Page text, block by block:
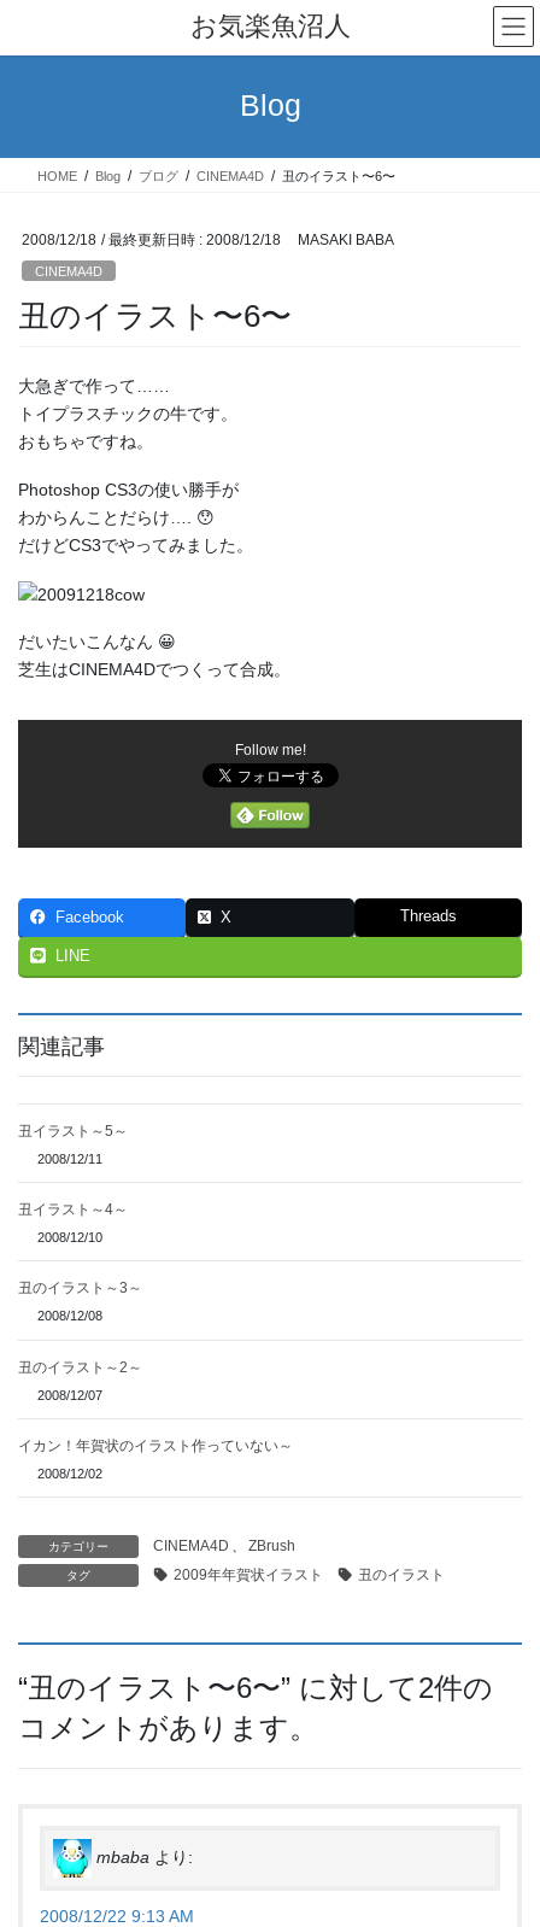
テ
ス
ゲ
ン
お気楽魚沼人
Blog
HOME Blog ブログ CINEMA4D 丑のイラスト〜6〜
2008/12/18 / 最終更新日時 : 2008/12/18 MASAKI BABA
CINEMA4D
丑のイラスト〜6〜
大急ぎで作って……
トイプラスチックの牛です。
おもちゃですね。
Photoshop CS3の使い勝手が
わからんことだらけ…. 😯
だけどCS3でやってみました。
だいたいこんなん 😀
芝生はCINEMA4Dでつくって合成。
Follow me!
Facebook X Threads
LINE
関連記事
丑イラスト～5～
2008/12/11
丑イラスト～4～
2008/12/10
丑のイラスト～3～
2008/12/08
丑のイラスト～2～
2008/12/07
イカン！年賀状のイラスト作っていない～
2008/12/02
カテゴリー CINEMA4D 、 ZBrush
タグ 2009年年賀状イラスト 丑のイラスト
“丑のイラスト〜6〜” に対して2件の
コメントがあります。
mbaba より:
2008/12/22 9:13 AM